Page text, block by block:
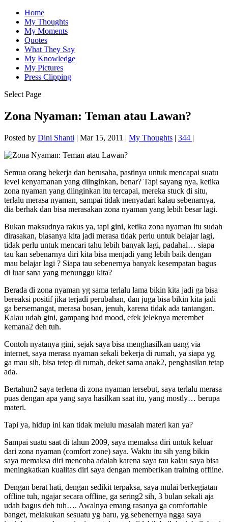
Home
My Thoughts
My Moments
Quotes
What They Say
My Knowledge
My Pictures
Press Clipping
Select Page
Zona Nyaman: Teman atau Lawan?
Posted by Dini Shanti | Mar 15, 2011 | My Thoughts | 344 |
Semua orang bekerja dan berusaha, pastinya untuk mencapai suatu
level kenyamanan yang diinginkan, benar? Tapi sayang nya, ketika
zona nyaman yang diinginkan itu tercapai, mereka stuck di situ,
terlalu merasa nyaman, sampai tidak menyadari kalau sebenarnya,
dia berhak dan bisa merasakan zona nyaman yang lebih besar lagi.
Bukan maksudnya rakus ya, tapi gini, ketika zona nyaman itu sudah
dirasakan, biasanya kita jadi merasa tidak perlu untuk belajar lagi,
tidak perlu untuk mencari tahu lebih banyak lagi, padahal… siapa
tau kan sebenarnya diri kita bisa menjadi yang lebih baik dengan
mau belajar lagi ? Siapa tau sebenernya banyak kesempatan bagus
di luar sana yang menunggu kita?
Berada di zona nyaman yg sama terlalu lama bikin kita jadi ga bisa
bereaksi positif jika terjadi perubahan, dan juga bisa bikin kita jadi
ga bersemangat, merasa bosan, jenuh, karena tidak ada tantangan.
Kalau udah gini, gampang bad mood, efek jeleknya merembet
kemana2 deh tuh.
Contoh nyatanya gini, sejak saya bisa menghasilkan uang via
internet, saya merasa nyaman sekali bekerja di rumah, ya siapa yg
ga mau sih, bisa tetep di rumah, deket sama anak2, penghasilan tetap
ada.
Bertahun2 saya terlena di zona nyaman tersebut, saya terlalu merasa
puas dengan apa yang saya hasilkan saat itu, yang mostly… berupa
materi.
Tapi ya, hidup ini kan tidak melulu masalah materi kan ya?
Sampai suatu saat di tahun 2009, saya memaksa diri untuk keluar
dari zona nyaman (comfort zone) saya. Waktu itu sih yang bikin
saya memaksa diri mencoba adalah karena saya tau kalau saya bisa
meningkatkan kualitas diri saya dengan memberikan training offline.
Dengan berat hati, dengan sedikit terpaksa, saya mulai berkegiatan
offline tuh, ngajar secara offline, ga sering2 sih, 3 bulan sekali aja
udah bagus deh tuh…. Awalnya emang rasanya ga comfortable
banget, melakukan sesuatu yg baru, yg sebenernya ngga saya